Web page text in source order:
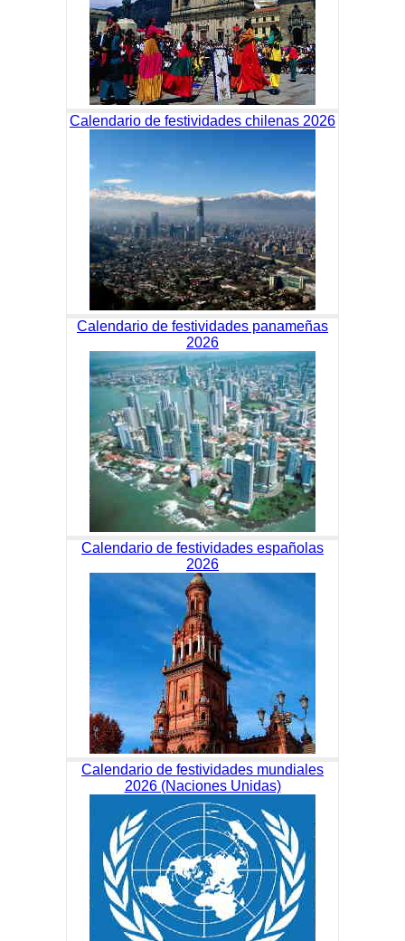
Calendario de festividades chilenas 2026
Calendario de festividades panameñas
2026
Calendario de festividades españolas
2026
Calendario de festividades mundiales
2026 (Naciones Unidas)